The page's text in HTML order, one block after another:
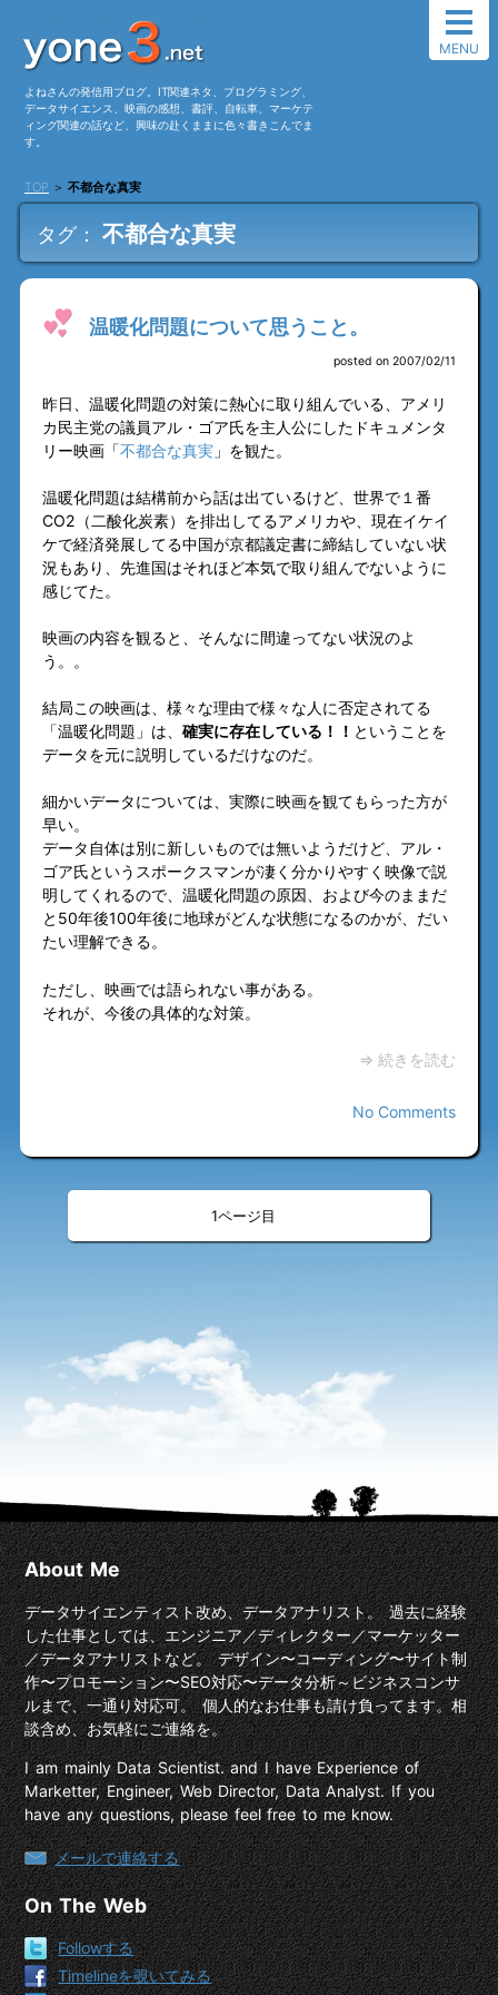
よねさんの発信用ブログ。IT関連ネタ、プログラミング、
データサイエンス、映画の感想、書評、自転車、マーケテ
ィング関連の話など、興味の赴くままに色々書きこんでま
す。
TOP ＞ 不都合な真実
MENU
タグ： 不都合な真実
温暖化問題について思うこと。
posted on 2007/02/11
昨日、温暖化問題の対策に熱心に取り組んでいる、アメリ
カ民主党の議員アル・ゴア氏を主人公にしたドキュメンタ
リー映画「不都合な真実」を観た。
温暖化問題は結構前から話は出ているけど、世界で１番
CO2（二酸化炭素）を排出してるアメリカや、現在イケイ
ケで経済発展してる中国が京都議定書に締結していない状
況もあり、先進国はそれほど本気で取り組んでないように
感じてた。
映画の内容を観ると、そんなに間違ってない状況のよ
う。。
結局この映画は、様々な理由で様々な人に否定されてる
「温暖化問題」は、 確実に存在している！！ ということを
データを元に説明しているだけなのだ。
細かいデータについては、実際に映画を観てもらった方が
早い。
データ自体は別に新しいものでは無いようだけど、アル・
ゴア氏というスポークスマンが凄く分かりやすく映像で説
明してくれるので、温暖化問題の原因、および今のままだ
と50年後100年後に地球がどんな状態になるのかが、だい
たい理解できる。
ただし、映画では語られない事がある。
それが、今後の具体的な対策。
⇒ 続きを読む
No Comments
1
About Me
データサイエンティスト改め、データアナリスト。 過去に経験
した仕事としては、エンジニア／ディレクター／マーケッター
／データアナリストなど。 デザイン〜コーディング〜サイト制
作〜プロモーション〜SEO対応〜データ分析～ビジネスコンサ
ルまで、一通り対応可。 個人的なお仕事も請け負ってます。相
談含め、お気軽にご連絡を。
I am mainly Data Scientist. and I have Experience of
Marketter, Engineer, Web Director, Data Analyst. If you
have any questions, please feel free to me know.
メールで連絡する
On The Web
Followする
Timelineを覗いてみる